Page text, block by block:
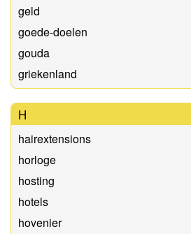
geld
goede-doelen
gouda
griekenland
H
hairextensions
horloge
hosting
hotels
hovenier